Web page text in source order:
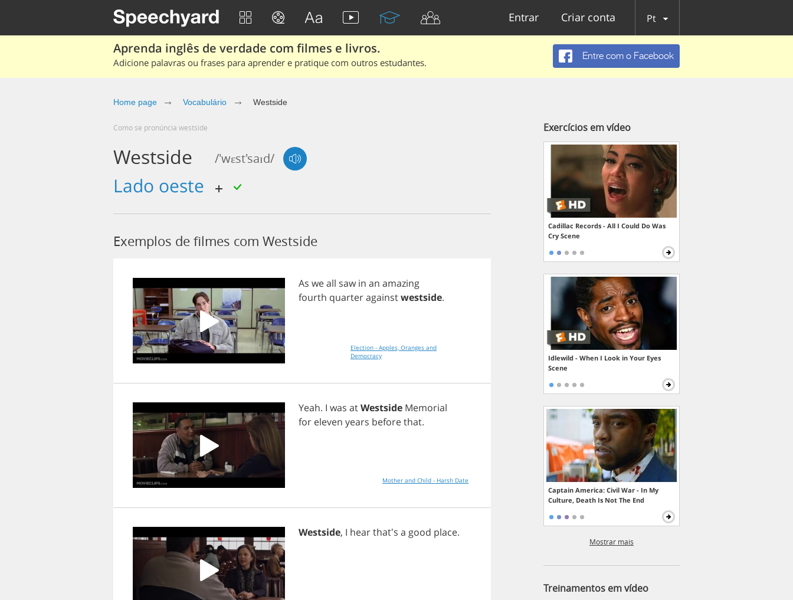
Entrar Criar conta Pt
Aprenda inglês de verdade com filmes e livros.
Adicione palavras ou frases para aprender e pratique com outros estudantes.
Entre com o Facebook
Home page Vocabulário Westside
Como se pronúncia westside
Westside /'wɛst'saɪd/
lado oeste
Exemplos de filmes com Westside
As weall saw in an amazing
fourth quarteragainstwestside.
Election - Apples, Oranges and
Democracy
Yeah. I was atWestside Memorial
for eleven years beforethat.
Mother and Child - Harsh Date
Westside, I hearthat's a good place.
Exercícios em vídeo
Cadillac Records - All I Could Do Was
Cry Scene
Idlewild - When I Look in Your Eyes
Scene
Captain America: Civil War - In My
Culture, Death Is Not The End
Mostrar mais
Treinamentos em vídeo